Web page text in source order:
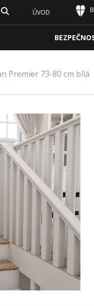
ÚVOD
Premier 73-80 cm bílá